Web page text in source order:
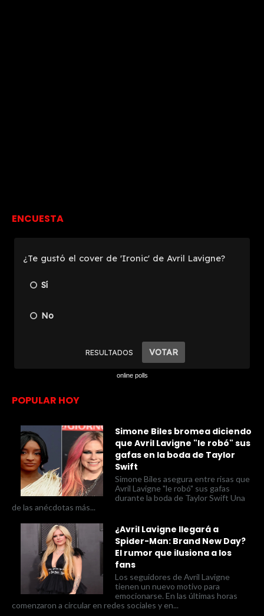
ENCUESTA
online polls
POPULAR HOY
Simone Biles bromea diciendo
que Avril Lavigne "le robó" sus
gafas en la boda de Taylor
Swift
Simone Biles asegura entre risas que
Avril Lavigne "le robó" sus gafas
durante la boda de Taylor Swift Una
de las anécdotas más...
¿Avril Lavigne llegará a
Spider-Man: Brand New Day?
El rumor que ilusiona a los
fans
Los seguidores de Avril Lavigne
tienen un nuevo motivo para
emocionarse. En las últimas horas
comenzaron a circular en redes sociales y en...